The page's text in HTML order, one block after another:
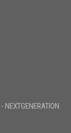
NEXTGENERATION